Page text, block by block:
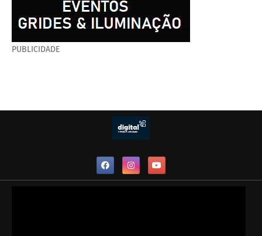
PUBLICIDADE